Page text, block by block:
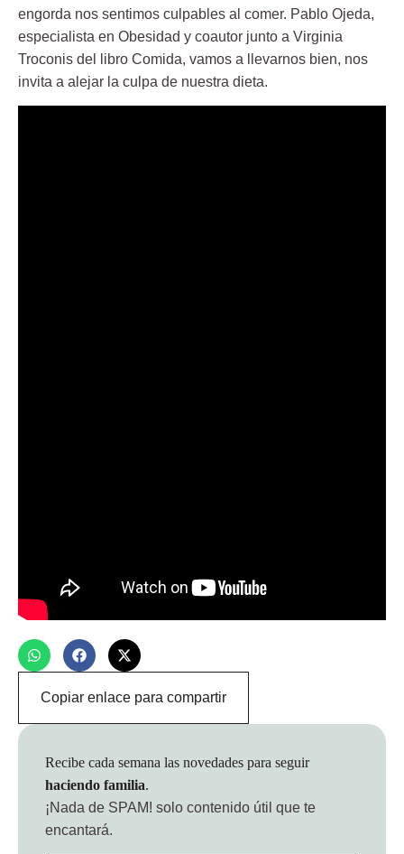
engorda nos sentimos culpables al comer. Pablo Ojeda,
especialista en Obesidad y coautor junto a Virginia
Troconis del libro Comida, vamos a llevarnos bien, nos
invita a alejar la culpa de nuestra dieta.
Copiar enlace para compartir
Recibe cada semana las novedades para seguir
haciendo familia.
¡Nada de SPAM! solo contenido útil que te
encantará.